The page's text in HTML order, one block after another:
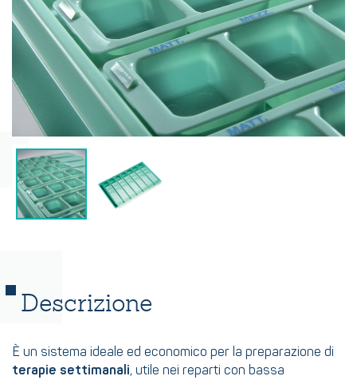
Descrizione
È un sistema ideale ed economico per la preparazione di
terapie settimanali, utile nei reparti con bassa